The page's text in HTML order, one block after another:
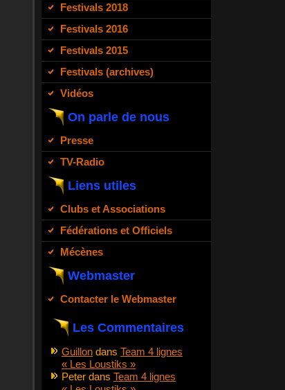
Festivals 2018
Festivals 2016
Festivals 2015
Festivals (archives)
Vidéos
On parle de nous
Presse
TV-Radio
Liens utiles
Clubs et Associations
Fédérations et Officiels
Mécènes
Webmaster
Contacter le Webmaster
Les Commentaires
Guillon dans Team 4 lignes
« Les Loustiks »
Peter dans Team 4 lignes